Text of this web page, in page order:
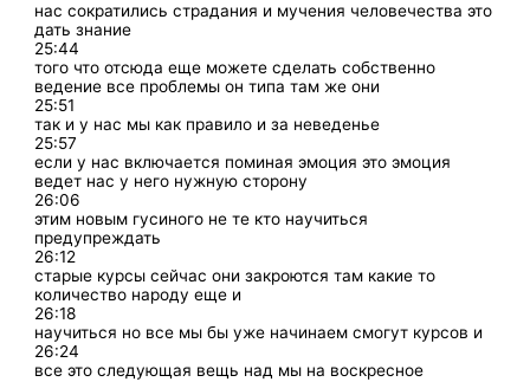
нас сократились страдания и мучения человечества это
дать знание
25:44
того что отсюда еще можете сделать собственно
ведение все проблемы он типа там же они
25:51
так и у нас мы как правило и за неведенье
25:57
если у нас включается поминая эмоция это эмоция
ведет нас у него нужную сторону
26:06
этим новым гусиного не те кто научиться
предупреждать
26:12
старые курсы сейчас они закроются там какие то
количество народу еще и
26:18
научиться но все мы бы уже начинаем смогут курсов и
26:24
все это следующая вещь над мы на воскресное